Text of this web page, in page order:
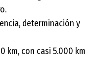
determinación y
km, con casi 5.000 km